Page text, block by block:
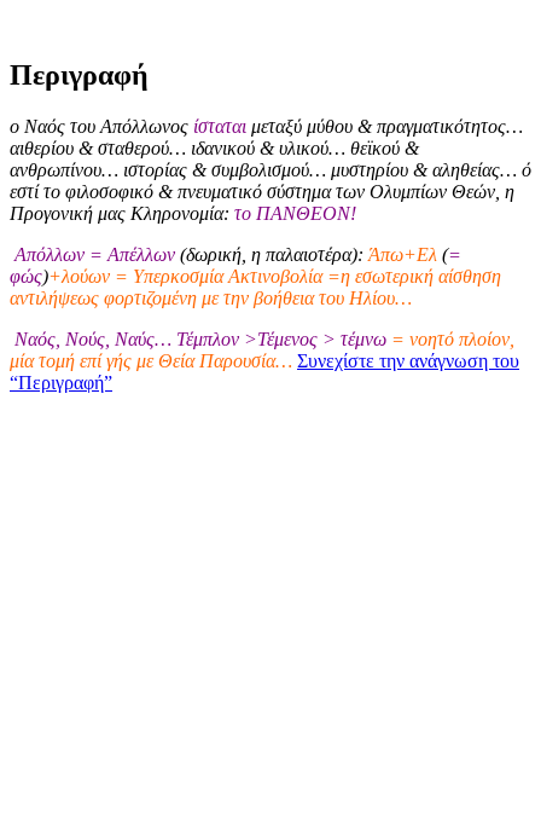
Περιγραφή
ο Ναός του Απόλλωνος ίσταται μεταξύ μύθου & πραγματικότητος…
αιθερίου & σταθερού… ιδανικού & υλικού… θεϊκού &
ανθρωπίνου… ιστορίας & συμβολισμού… μυστηρίου & αληθείας… ό
εστί το φιλοσοφικό & πνευματικό σύστημα των Ολυμπίων Θεών, η
Προγονική μας Κληρονομία: το ΠΑΝΘΕΟΝ!
Απόλλων = Απέλλων (δωρική, η παλαιοτέρα): Άπω+Ελ (=
φώς)+λούων = Υπερκοσμία Ακτινοβολία =η εσωτερική αίσθηση
αντιλήψεως φορτιζομένη με την βοήθεια του Ηλίου…
Ναός, Νούς, Ναύς… Τέμπλον >Τέμενος > τέμνω = νοητό πλοίον,
μία τομή επί γής με Θεία Παρουσία… Συνεχίστε την ανάγνωση του
“Περιγραφή”